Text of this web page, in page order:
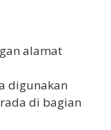
alamat
digunakan
di bagian